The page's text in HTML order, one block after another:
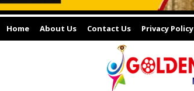
Home About Us Contact Us Privacy Policy